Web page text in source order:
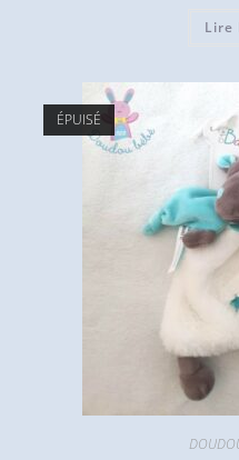
Lire
ÉPUISÉ